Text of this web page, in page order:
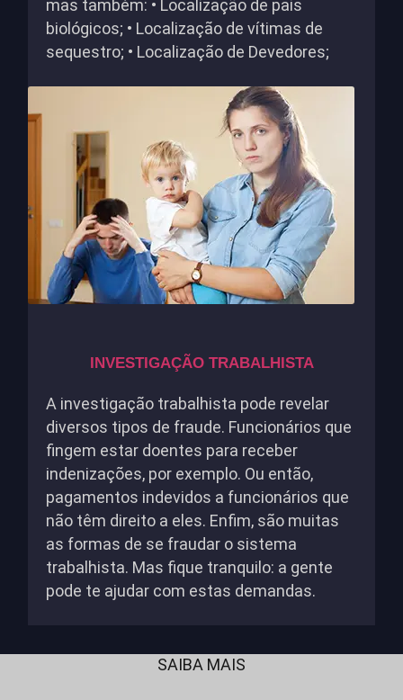
mas também: • Localização de pais
biológicos; • Localização de vítimas de
sequestro; • Localização de Devedores;
INVESTIGAÇÃO TRABALHISTA
A investigação trabalhista pode revelar
diversos tipos de fraude. Funcionários que
fingem estar doentes para receber
indenizações, por exemplo. Ou então,
pagamentos indevidos a funcionários que
não têm direito a eles. Enfim, são muitas
as formas de se fraudar o sistema
trabalhista. Mas fique tranquilo: a gente
pode te ajudar com estas demandas.
SAIBA MAIS